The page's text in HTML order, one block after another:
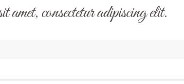
consectetur adipiscing elit.